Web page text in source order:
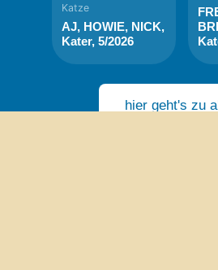
Katze
AJ, HOWIE, NICK,
Kater, 5/2026
hier geht's zu